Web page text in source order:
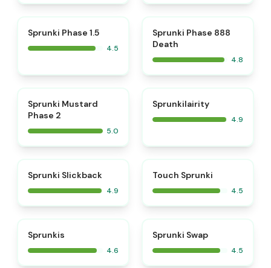
Sprunki Phase 1.5
4.5
Sprunki Phase 888
Death
4.8
Sprunki Mustard
Phase 2
5.0
Sprunkilairity
4.9
Sprunki Slickback
4.9
Touch Sprunki
4.5
Sprunkis
4.6
Sprunki Swap
4.5